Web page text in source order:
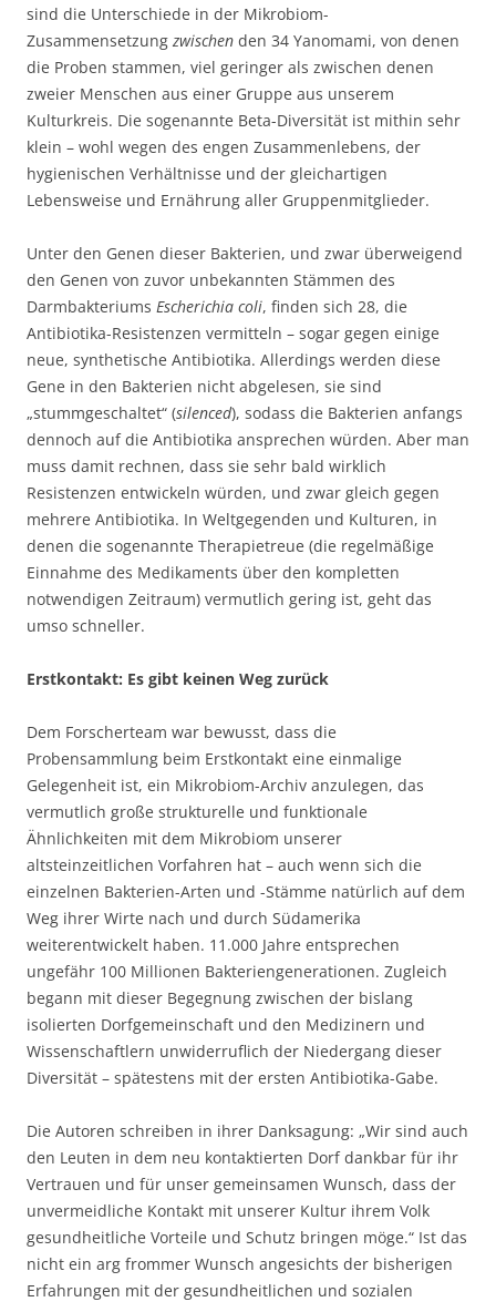
sind die Unterschiede in der Mikrobiom-
Zusammensetzung zwischen den 34 Yanomami, von denen
die Proben stammen, viel geringer als zwischen denen
zweier Menschen aus einer Gruppe aus unserem
Kulturkreis. Die sogenannte Beta-Diversität ist mithin sehr
klein – wohl wegen des engen Zusammenlebens, der
hygienischen Verhältnisse und der gleichartigen
Lebensweise und Ernährung aller Gruppenmitglieder.
Unter den Genen dieser Bakterien, und zwar überweigend
den Genen von zuvor unbekannten Stämmen des
Darmbakteriums Escherichia coli, finden sich 28, die
Antibiotika-Resistenzen vermitteln – sogar gegen einige
neue, synthetische Antibiotika. Allerdings werden diese
Gene in den Bakterien nicht abgelesen, sie sind
„stummgeschaltet“ (silenced), sodass die Bakterien anfangs
dennoch auf die Antibiotika ansprechen würden. Aber man
muss damit rechnen, dass sie sehr bald wirklich
Resistenzen entwickeln würden, und zwar gleich gegen
mehrere Antibiotika. In Weltgegenden und Kulturen, in
denen die sogenannte Therapietreue (die regelmäßige
Einnahme des Medikaments über den kompletten
notwendigen Zeitraum) vermutlich gering ist, geht das
umso schneller.
Erstkontakt: Es gibt keinen Weg zurück
Dem Forscherteam war bewusst, dass die
Probensammlung beim Erstkontakt eine einmalige
Gelegenheit ist, ein Mikrobiom-Archiv anzulegen, das
vermutlich große strukturelle und funktionale
Ähnlichkeiten mit dem Mikrobiom unserer
altsteinzeitlichen Vorfahren hat – auch wenn sich die
einzelnen Bakterien-Arten und -Stämme natürlich auf dem
Weg ihrer Wirte nach und durch Südamerika
weiterentwickelt haben. 11.000 Jahre entsprechen
ungefähr 100 Millionen Bakteriengenerationen. Zugleich
begann mit dieser Begegnung zwischen der bislang
isolierten Dorfgemeinschaft und den Medizinern und
Wissenschaftlern unwiderruflich der Niedergang dieser
Diversität – spätestens mit der ersten Antibiotika-Gabe.
Die Autoren schreiben in ihrer Danksagung: „Wir sind auch
den Leuten in dem neu kontaktierten Dorf dankbar für ihr
Vertrauen und für unser gemeinsamen Wunsch, dass der
unvermeidliche Kontakt mit unserer Kultur ihrem Volk
gesundheitliche Vorteile und Schutz bringen möge.“ Ist das
nicht ein arg frommer Wunsch angesichts der bisherigen
Erfahrungen mit der gesundheitlichen und sozialen